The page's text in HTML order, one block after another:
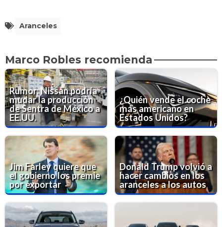
Aranceles
Marco Robles recomienda
Rumor: Nissan podría
mudar la producción
de Sentra de México a
EE.UU.
¿Quién vende el coche
más americano en
Estados Unidos?
Jim Farley quiere que
el gobierno los premie
por exportar
Donald Trump volvió a
hacer cambios en los
aranceles a los autos